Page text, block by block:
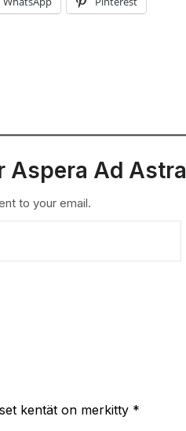
Aspera Ad Astra
to your email.
kentät on merkitty *